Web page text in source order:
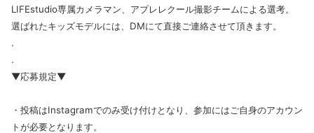
LIFEstudio専属カメラマン、アプレレクール撮影チームによる選考。
選ばれたキッズモデルには、DMにて直接ご連絡させて頂きます。
.
.
▼応募規定▼
・投稿はInstagramでのみ受け付けとなり、参加にはご自身のアカウン
トが必要となります。